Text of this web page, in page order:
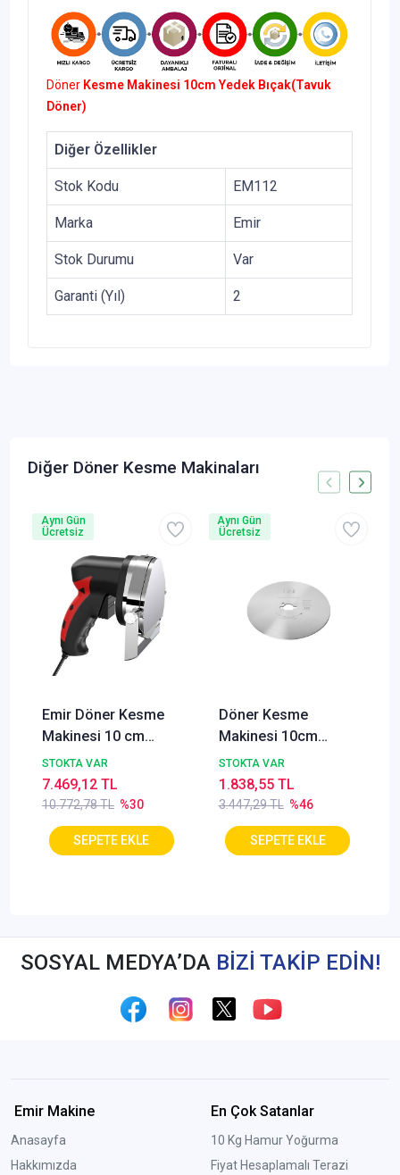
Döner Kesme Makinesi 10cm Yedek Bıçak(Tavuk
Döner)
Diğer Özellikler
Stok Kodu EM112
Marka Emir
Stok Durumu Var
Garanti (Yıl) 2
Diğer Döner Kesme Makinaları
Emir Döner Kesme
Makinesi 10 cm
+Yedek Bıçak
STOKTA VAR
10.772,78 TL %30
7.469,12 TL
Aynı Gün
Ücretsiz
Döner Kesme
Makinesi 10cm
Yedek Bıçak (Et
Döner)
STOKTA VAR
3.447,29 TL %46
1.838,55 TL
Aynı Gün
Ücretsiz
SOSYAL MEDYA’DA BİZİ TAKİP EDİN!
Emir Makine
Anasayfa
Hakkımızda
En Çok Satanlar
10 Kg Hamur Yoğurma
Fiyat Hesaplamalı Terazi